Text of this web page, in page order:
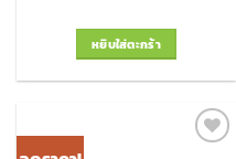
หยิบใส่ตะกร้า